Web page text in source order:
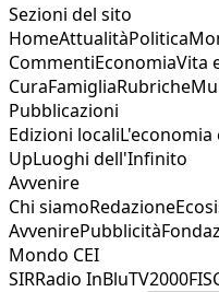
Sezioni del sito
HomeAttualitàPolitica
CommentiEconomiaVita
CuraFamigliaRubriche
Pubblicazioni
Edizioni localiL'economia
UpLuoghi dell'Infinito
Avvenire
Chi siamoRedazione
AvvenirePubblicità
Mondo CEI
SIRRadio InBluTV2000